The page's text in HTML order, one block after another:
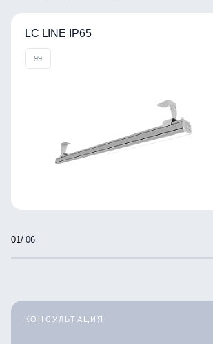
LC LINE IP65
99
/ 06
КОНСУЛЬТАЦИЯ